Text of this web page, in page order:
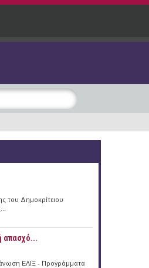
του Δημοκρίτειου
απασχό...
ΕΛΙΞ - Προγράμματα